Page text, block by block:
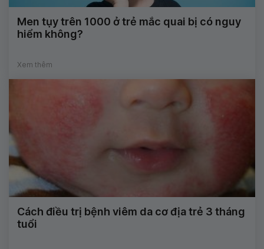
Men tụy trên 1000 ở trẻ mắc quai bị có nguy
hiểm không?
Xem thêm
Cách điều trị bệnh viêm da cơ địa trẻ 3 tháng
tuổi